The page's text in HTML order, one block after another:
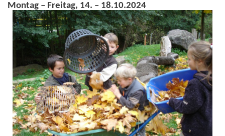
Montag – Freitag, 14. – 18.10.2024